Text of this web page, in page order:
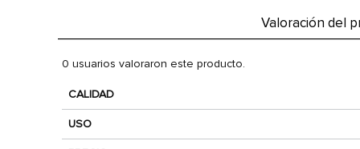
Valoración del
0 usuarios valoraron este producto.
CALIDAD
USO